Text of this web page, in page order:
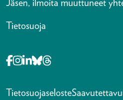
Jäsen, ilmoita muuttuneet
Tietosuoja
Opens in a new tab
Opens in a new tab
Opens in a new tab
Opens in a new tab
Tietosuojaseloste